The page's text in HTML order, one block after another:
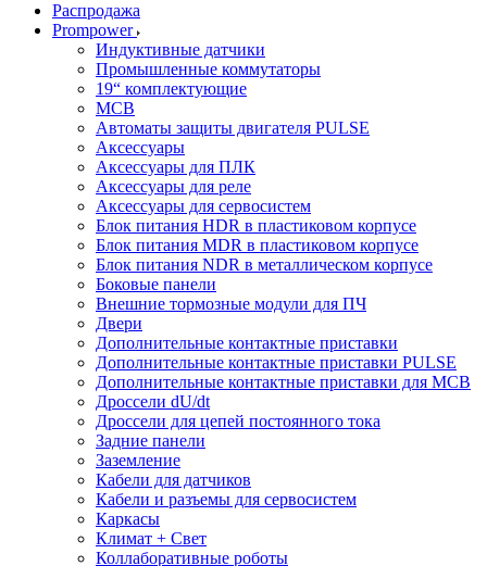
Распродажа
Prompower
Индуктивные датчики
Промышленные коммутаторы
19“ комплектующие
MCB
Автоматы защиты двигателя PULSE
Аксессуары
Аксессуары для ПЛК
Аксессуары для реле
Аксессуары для сервосистем
Блок питания HDR в пластиковом корпусе
Блок питания MDR в пластиковом корпусе
Блок питания NDR в металлическом корпусе
Боковые панели
Внешние тормозные модули для ПЧ
Двери
Дополнительные контактные приставки
Дополнительные контактные приставки PULSE
Дополнительные контактные приставки для MCB
Дроссели dU/dt
Дроссели для цепей постоянного тока
Задние панели
Заземление
Кабели для датчиков
Кабели и разъемы для сервосистем
Каркасы
Климат + Свет
Коллаборативные роботы